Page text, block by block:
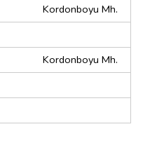
Kordonboyu Mh.
Kordonboyu Mh.